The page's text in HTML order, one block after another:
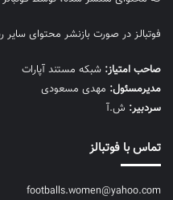
فوتبالز در صورت بازنشر محتوای
صاحب امتیاز: شبکه مستند آپارات
مديرمسئول: مهدی مسعودی
سردبیر: ش.آ
تماس با فوتبالز
footballs.women@yahoo.com